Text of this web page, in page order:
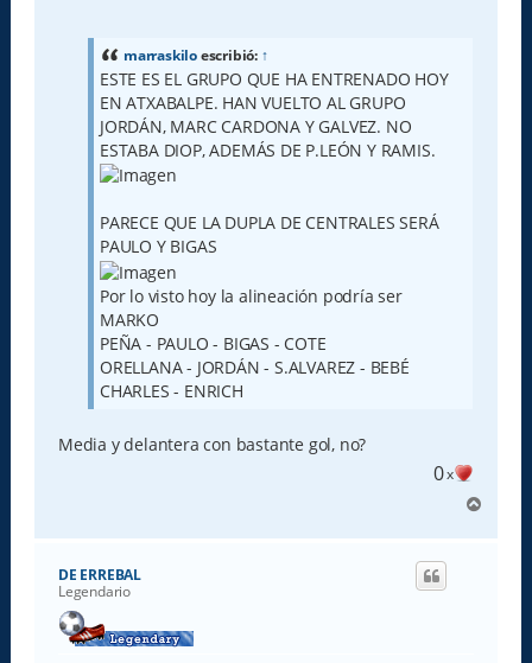
marraskiloescribió: ↑
ESTE ES EL GRUPO QUE HA ENTRENADO HOY
EN ATXABALPE. HAN VUELTO AL GRUPO
JORDÁN, MARC CARDONA Y GALVEZ. NO
ESTABA DIOP, ADEMÁS DE P.LEÓN Y RAMIS.
PARECE QUE LA DUPLA DE CENTRALES SERÁ
PAULO Y BIGAS
Por lo visto hoy la alineación podría ser
MARKO
PEÑA - PAULO - BIGAS - COTE
ORELLANA - JORDÁN - S.ALVAREZ - BEBÉ
CHARLES - ENRICH
Media y delantera con bastante gol, no?
0x
r
DE ERREBAL
Legendario